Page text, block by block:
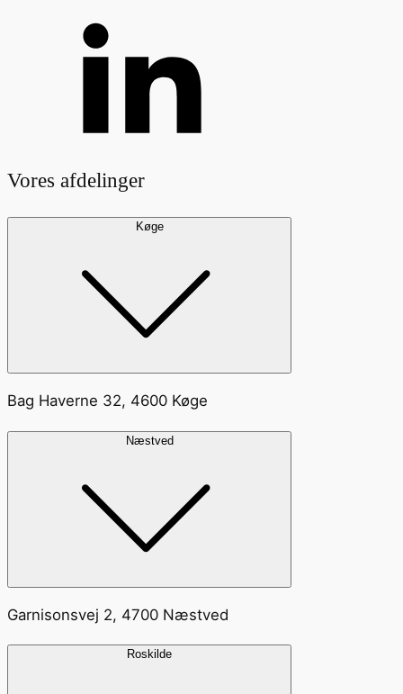
Vores afdelinger
Køge
Bag Haverne 32, 4600 Køge
Næstved
Garnisonsvej 2, 4700 Næstved
Roskilde